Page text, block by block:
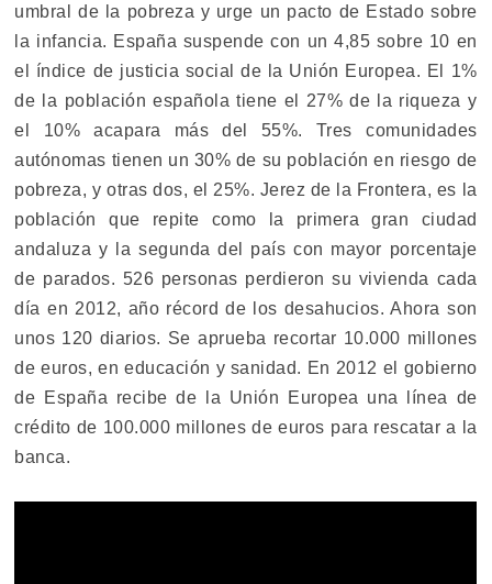
umbral de la pobreza y urge un pacto de Estado sobre
la infancia. España suspende con un 4,85 sobre 10 en
el índice de justicia social de la Unión Europea. El 1%
de la población española tiene el 27% de la riqueza y
el 10% acapara más del 55%. Tres comunidades
autónomas tienen un 30% de su población en riesgo de
pobreza, y otras dos, el 25%. Jerez de la Frontera, es la
población que repite como la primera gran ciudad
andaluza y la segunda del país con mayor porcentaje
de parados. 526 personas perdieron su vivienda cada
día en 2012, año récord de los desahucios. Ahora son
unos 120 diarios. Se aprueba recortar 10.000 millones
de euros, en educación y sanidad. En 2012 el gobierno
de España recibe de la Unión Europea una línea de
crédito de 100.000 millones de euros para rescatar a la
banca.